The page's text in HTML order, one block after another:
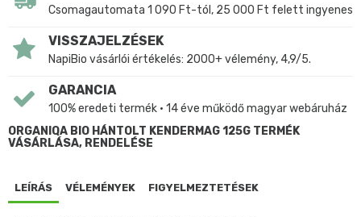
Csomagautomata 1 090 Ft-tól, 25 000 Ft felett ingyenes
VISSZAJELZÉSEK
NapiBio vásárlói értékelés: 2000+ vélemény, 4,9/5.
GARANCIA
100% eredeti termék • 14 éve működő magyar webáruház
ORGANIQA BIO HÁNTOLT KENDERMAG 125G TERMÉK
VÁSÁRLÁSA, RENDELÉSE
LEÍRÁS VÉLEMÉNYEK FIGYELMEZTETÉSEK